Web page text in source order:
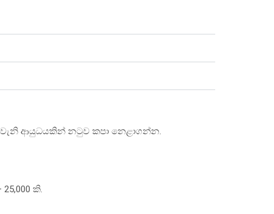
ආයුධයකින් නටුව කපා නෙළාගන්න.
කි.